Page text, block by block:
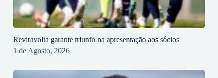
Reviravolta garante triunfo na apresentação aos sócios
1 de Agosto, 2026